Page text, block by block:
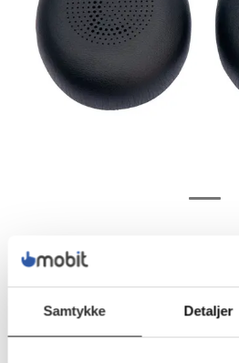
Samtykke Detaljer
769,-